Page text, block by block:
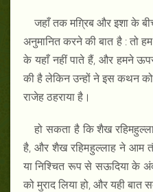
जहाँ तक मग़्रिब और इशा के
अनुमानित करने की बात है : तो
के यहाँ नहीं पाते हैं, और हमने
की है लेकिन उन्हों ने इस कथन
राजेह ठहराया है।
हो सकता है कि शैख
है, और शैख रहिमहुल्लाह ने आम
या निश्चित रूप से सऊदिया के
को मुराद लिया हो, और यही बात